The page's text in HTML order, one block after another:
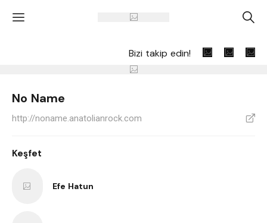
' A
Bizi takip edin!
No Name
http://noname.anatolianrock.com V
Keşfet
Efe Hatun